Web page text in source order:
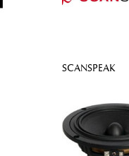
SCANSPEAK